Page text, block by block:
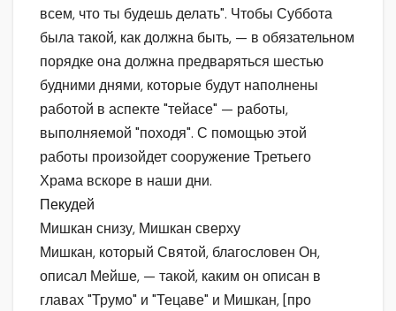
всем, что ты будешь делать". Чтобы Суббота
была такой, как должна быть, — в обязательном
порядке она должна предваряться шестью
будними днями, которые будут наполнены
работой в аспекте "тейасе" — работы,
выполняемой "походя". С помощью этой
работы произойдет сооружение Третьего
Храма вскоре в наши дни.
Пекудей
Мишкан снизу, Мишкан сверху
Мишкан, который Святой, благословен Он,
описал Мейше, — такой, каким он описан в
главах "Трумо" и "Тецаве" и Мишкан, [про